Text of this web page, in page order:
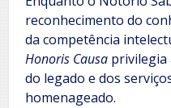
reconhecimento do
da competência
Honoris Causa privilegia
do legado e dos
homenageado.